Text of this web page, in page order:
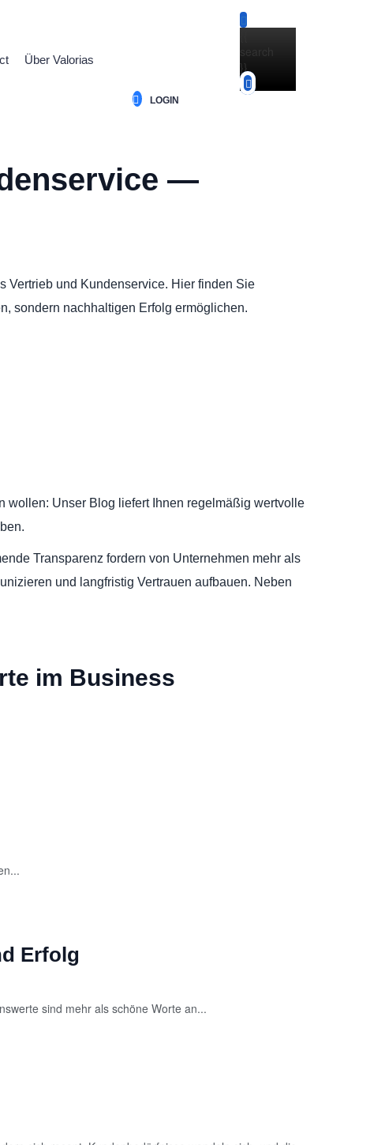
Über Valorias
search
}}
LOGIN
—
Vertrieb und Kundenservice. Hier finden Sie
sondern nachhaltigen Erfolg ermöglichen.
wollen: Unser Blog liefert Ihnen regelmäßig wertvolle
Transparenz fordern von Unternehmen mehr als
und langfristig Vertrauen aufbauen. Neben
im Business
Erfolg
sind mehr als schöne Worte an...